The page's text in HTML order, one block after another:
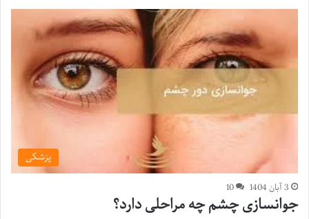
پزشکی
3 آبان 1404 10
جوانسازی چشم چه مراحلی دارد؟